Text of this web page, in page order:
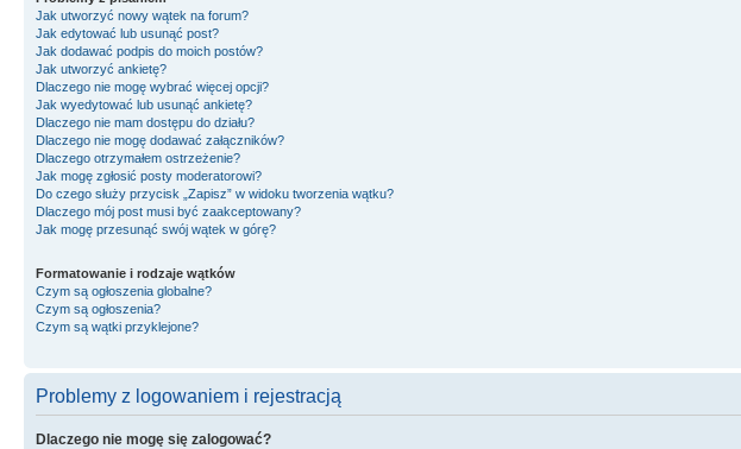
Jak utworzyć nowy wątek na forum?
Jak edytować lub usunąć post?
Jak dodawać podpis do moich postów?
Jak utworzyć ankietę?
Dlaczego nie mogę wybrać więcej opcji?
Jak wyedytować lub usunąć ankietę?
Dlaczego nie mam dostępu do działu?
Dlaczego nie mogę dodawać załączników?
Dlaczego otrzymałem ostrzeżenie?
Jak mogę zgłosić posty moderatorowi?
Do czego służy przycisk „Zapisz” w widoku tworzenia wątku?
Dlaczego mój post musi być zaakceptowany?
Jak mogę przesunąć swój wątek w górę?
Formatowanie i rodzaje wątków
Czym są ogłoszenia globalne?
Czym są ogłoszenia?
Czym są wątki przyklejone?
Problemy z logowaniem i rejestracją
Dlaczego nie mogę się zalogować?